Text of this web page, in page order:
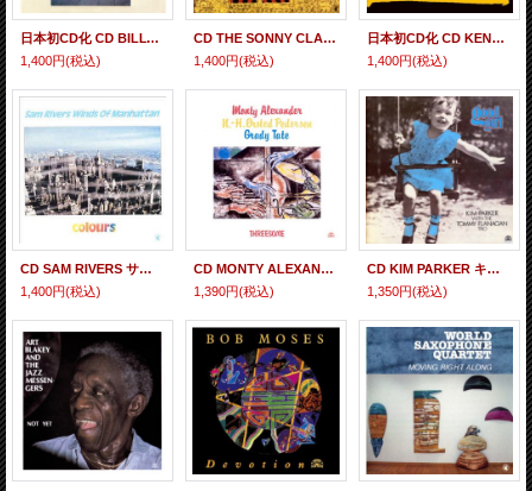
日本初CD化 CD BILLY HARPER ビリー・ハーパー / BLACK SAINT ブラック・セイント
1,400円(税込)
CD THE SONNY CLARK MEMORIAL QUARTET ザ・ソニー・クラーク・メモリアル・カルテット / VOODOO ヴードゥー
1,400円(税込)
日本初CD化 CD KENNY WHEELER ケニー・ウィーラー / WHAT NOW ホワット・ナウ？
1,400円(税込)
CD SAM RIVERS サム・リヴァース / COLOURS カラーズ
1,400円(税込)
CD MONTY ALEXANDER モンティ・アレキサンダー / THREESOME スリーサム
1,390円(税込)
CD KIM PARKER キム・パーカー・ウィズ・トミー・フラナガン / GOOD GIRL グッド・ガール
1,350円(税込)